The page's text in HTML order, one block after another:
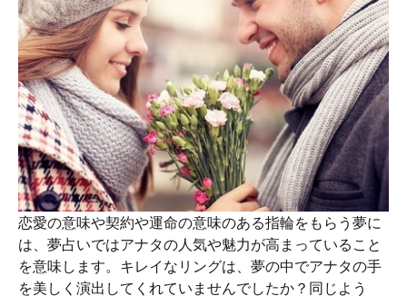
恋愛の意味や契約や運命の意味のある指輪をもらう夢に
は、夢占いではアナタの人気や魅力が高まっていること
を意味します。キレイなリングは、夢の中でアナタの手
を美しく演出してくれていませんでしたか？同じよう